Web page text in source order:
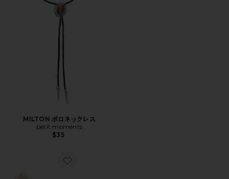
MILTON ボロネックレス
petit moments
$35
Favorite EARRINGS ステートメントイヤリング